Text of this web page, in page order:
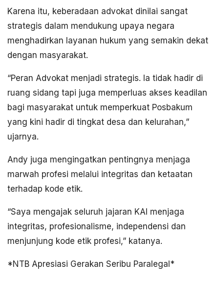
Karena itu, keberadaan advokat dinilai sangat
strategis dalam mendukung upaya negara
menghadirkan layanan hukum yang semakin dekat
dengan masyarakat.
“Peran Advokat menjadi strategis. Ia tidak hadir di
ruang sidang tapi juga memperluas akses keadilan
bagi masyarakat untuk memperkuat Posbakum
yang kini hadir di tingkat desa dan kelurahan,”
ujarnya.
Andy juga mengingatkan pentingnya menjaga
marwah profesi melalui integritas dan ketaatan
terhadap kode etik.
“Saya mengajak seluruh jajaran KAI menjaga
integritas, profesionalisme, independensi dan
menjunjung kode etik profesi,” katanya.
*NTB Apresiasi Gerakan Seribu Paralegal*